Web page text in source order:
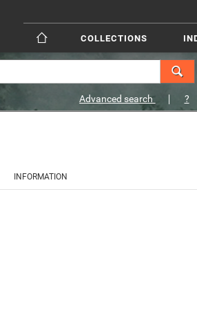
COLLECTIONS
Advanced search ?
INFORMATION